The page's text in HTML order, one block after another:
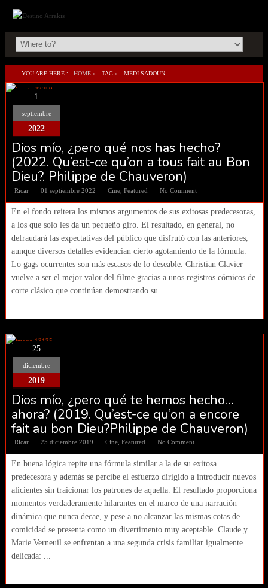
YOU ARE HERE : HOME » TAG » MEDI SADOUN
1
septiembre
2022
Dios mío, ¿pero qué nos has hecho?
(2022. Qu’est-ce qu’on a tous fait au Bon
Dieu?. Philippe de Chauveron)
Ricar 01 septiembre 2022 Cine, Featured No Comment
En el fondo reitera los mismos argumentos de sus exitosas predecesoras,
a los que solo les da un pequeño giro. El resultado, en general, no
defraudará las expectativas del público que disfrutó con las anteriores,
aunque diversos detalles evidencian cierto agotamiento de la fórmula.
Lo gags ocurrentes son más escasos de lo deseable. Christian Clavier
vuelve a ser el mejor valor del filme gracias a unos registros cómicos de
corte clásico que continúan demostrando su ...
25
diciembre
2019
Dios mío, ¿pero qué te hemos hecho…
ahora? (2019. Qu’est-ce qu’on a encore
fait au bon Dieu?Philippe de Chauveron)
Ricar 25 diciembre 2019 Cine, Featured No Comment
En buena lógica repite una fórmula similar a la de su exitosa
predecesora y además se percibe el esfuerzo dirigido a introducir nuevos
alicientes sin traicionar los patrones de aquella. El resultado proporciona
momentos verdaderamente hilarantes en el marco de una narración
dinámica que nunca decae, y pese a no alcanzar las mismas cotas de
comicidad se presenta como un divertimento muy aceptable. Claude y
Marie Verneuil se enfrentan a una segunda crisis familiar igualmente
delicada: ...